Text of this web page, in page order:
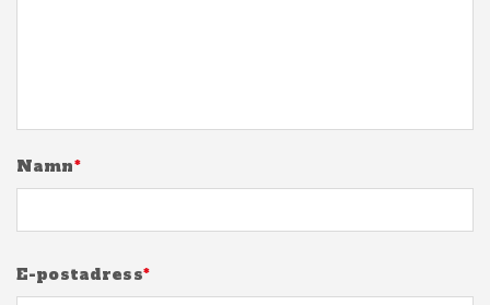
Namn*
E-postadress*